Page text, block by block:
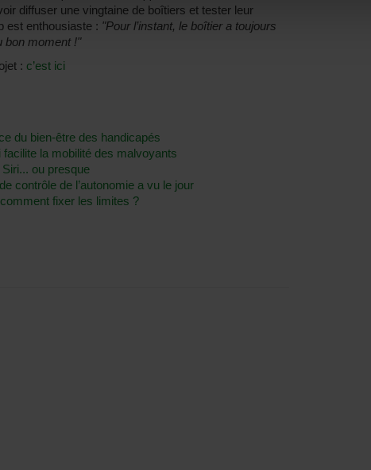
diffuser une vingtaine de boîtiers et tester leur
est enthousiaste : "Pour l’instant, le boîtier a toujours
bon moment !"
: c’est ici
du bien-être des handicapés
la mobilité des malvoyants
ou presque
contrôle de l’autonomie a vu le jour
fixer les limites ?